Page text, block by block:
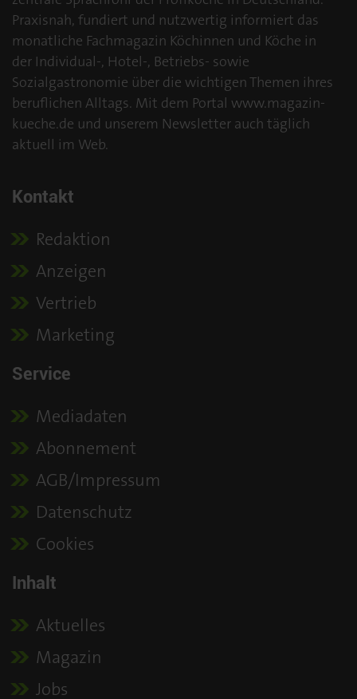
Praxisnah, fundiert und nutzwertig informiert das
monatliche Fachmagazin Köchinnen und Köche in
der Individual-, Hotel-, Betriebs- sowie
Sozialgastronomie über die wichtigen Themen ihres
beruflichen Alltags. Mit dem Portal www.magazin-
kueche.de und unserem Newsletter auch täglich
aktuell im Web.
Kontakt
Redaktion
Anzeigen
Vertrieb
Marketing
Service
Mediadaten
Abonnement
AGB/Impressum
Datenschutz
Cookies
Inhalt
Aktuelles
Magazin
Jobs